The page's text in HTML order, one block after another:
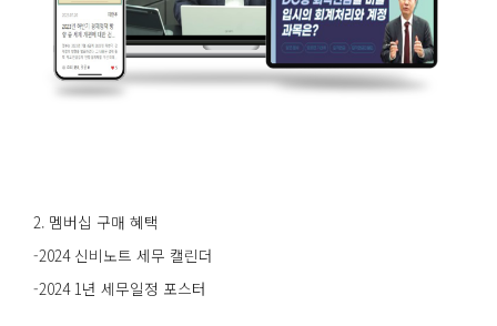
2. 멤버십 구매 혜택
-2024 신비노트 세무 캘린더
-2024 1년 세무일정 포스터